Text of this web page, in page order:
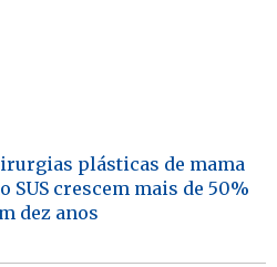
plásticas de mama
SUS crescem mais de 50%
dez anos